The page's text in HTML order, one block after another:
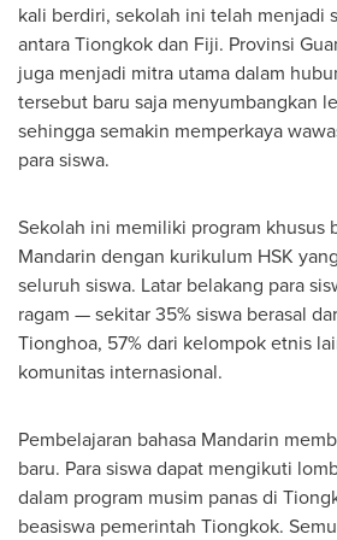
kali berdiri, sekolah ini telah menjadi
antara Tiongkok dan Fiji. Provinsi
juga menjadi mitra utama dalam
tersebut baru saja menyumbangkan
sehingga semakin memperkaya
para siswa.
Sekolah ini memiliki program khusus
Mandarin dengan kurikulum HSK
seluruh siswa. Latar belakang para
ragam — sekitar 35% siswa berasal
Tionghoa, 57% dari kelompok etnis
komunitas internasional.
Pembelajaran bahasa Mandarin
baru. Para siswa dapat mengikuti
dalam program musim panas di
beasiswa pemerintah Tiongkok.